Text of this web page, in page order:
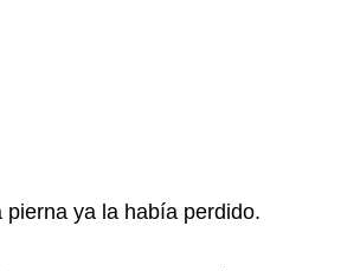
pierna ya la había perdido.